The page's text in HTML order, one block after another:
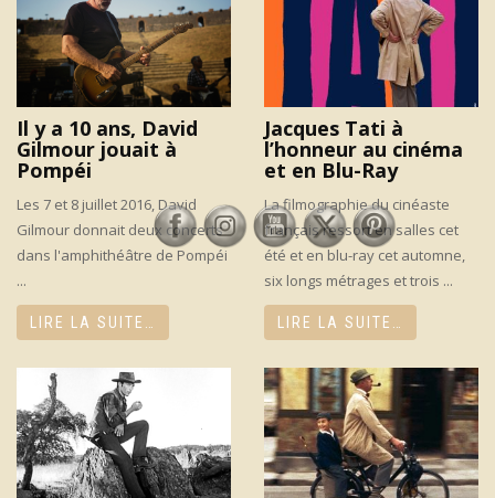
Il y a 10 ans, David
Gilmour jouait à
Pompéi
Les 7 et 8 juillet 2016, David
Gilmour donnait deux concerts
dans l'amphithéâtre de Pompéi
...
LIRE LA SUITE…
Jacques Tati à
l’honneur au cinéma
et en Blu-Ray
La filmographie du cinéaste
français ressort en salles cet
été et en blu-ray cet automne,
six longs métrages et trois ...
LIRE LA SUITE…